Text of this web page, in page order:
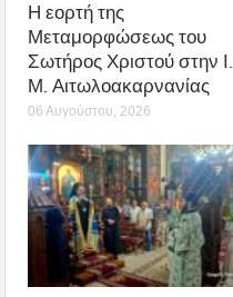
Η εορτή της
Μεταμορφώσεως του
Σωτήρος Χριστού στην Ι.
Μ. Αιτωλοακαρνανίας
06 Αυγούστου, 2026